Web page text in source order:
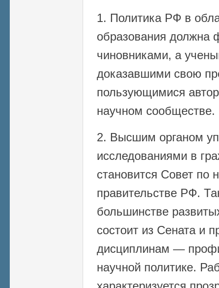
1. Политика РФ в
образования должна
чиновниками, а
доказавшими свою
пользующимися
научном сообществе.
2. Высшим органом
исследованиями в
становится Совет по
правительстве РФ.
большинстве
состоит из Сената и
дисциплинам —
научной политике.